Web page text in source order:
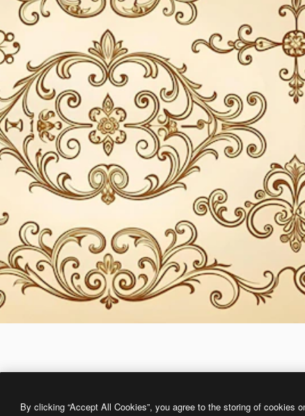
By clicking “Accept All Cookies”, you agree to the storing of cookies